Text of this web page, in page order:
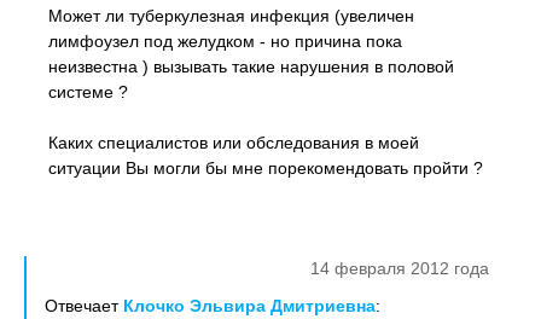
Может ли туберкулезная инфекция (увеличен
лимфоузел под желудком - но причина пока
неизвестна ) вызывать такие нарушения в половой
системе ?
Каких специалистов или обследования в моей
ситуации Вы могли бы мне порекомендовать пройти ?
14 февраля 2012 года
Отвечает Клочко Эльвира Дмитриевна: